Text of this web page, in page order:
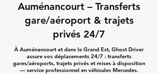
Auménancourt – Transferts
gare/aéroport & trajets
privés 24/7
À Auménancourt et dans le Grand Est, Ghost Driver
assure vos déplacements 24/7 : transferts
gares/aéroports, trajets privés et mises à disposition
— service professionnel en véhicules Mercedes.